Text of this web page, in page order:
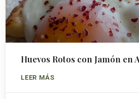
Huevos Rotos con Jamón en
LEER MÁS